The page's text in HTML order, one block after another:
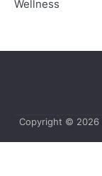
Wellness
Copyright © 2026